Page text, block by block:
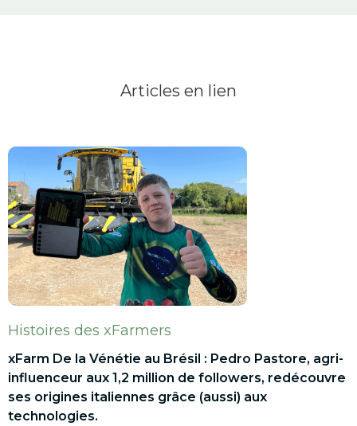
Articles en lien
Histoires des xFarmers
xFarm De la Vénétie au Brésil : Pedro Pastore, agri-
influenceur aux 1,2 million de followers, redécouvre
ses origines italiennes grâce (aussi) aux
technologies.